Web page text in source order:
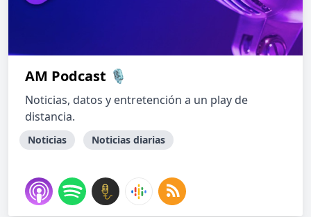
AM Podcast 🎙
Noticias, datos y entretención a un play de
distancia.
Noticias Noticias diarias